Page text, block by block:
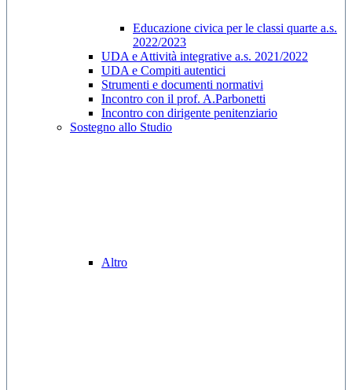
Educazione civica per le classi quarte a.s.
2022/2023
UDA e Attività integrative a.s. 2021/2022
UDA e Compiti autentici
Strumenti e documenti normativi
Incontro con il prof. A.Parbonetti
Incontro con dirigente penitenziario
Sostegno allo Studio
Altro